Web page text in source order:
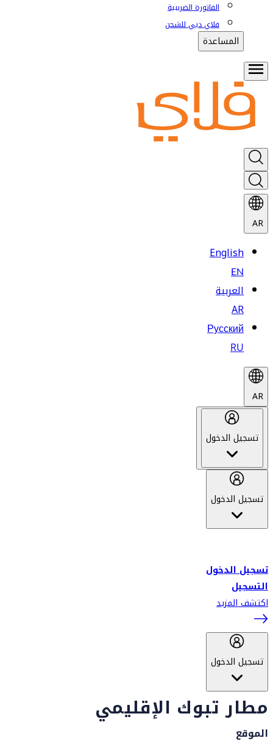
الفاتورة الضريبية
فلاي دبي للشحن
المساعدة
AR
English
EN
العربية
AR
Русский
RU
AR
تسجيل الدخول
تسجيل الدخول
تسجيل الدخول
التسجيل
اكتشف المزيد
تسجيل الدخول
مطار تبوك الإقليمي
الموقع